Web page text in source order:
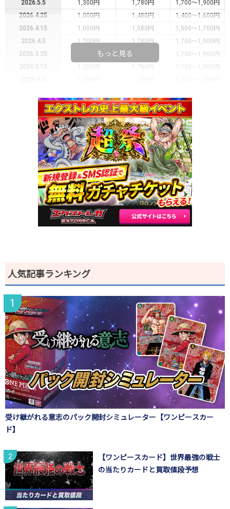
2026.5.5
1,300円 1,780円
1,700～1,900円
2026.4.25
1,000円 1,480円
1,400～1,600円
2026.4.15
1,000円 1,580円
1,500～1,700円
2026.4.5
1,200円 1,780円
1,700～1,900円
2026.3.25
1,200円
1,700～1,900円
2026.3.15
1,200円 1,780円
1,700～1,900円
2026.2.15
900円 1,280円
1,200～1,400円
2026.2.5
900円 1,280円
1,200～1,400円
2026.1.25
900円 1,280円
1,200～1,400円
2026.1.15
1,000円 1,280円
1,200～1,400円
2026.1.5
500円 780円
700～800円
2025.12.25
450円 680円
600～700円
2025.12.15
450円 680円
600～700円
2025.12.5
350円 580円
500～600円
350円 580円
500～600円
200円 480円
400～500円
もっと見る
人気記事ランキング
受け継がれる意志のパック開封シミュレーター【ワンピースカー
ド】
【ワンピースカード】世界最強の戦士
の当たりカードと買取値段予想